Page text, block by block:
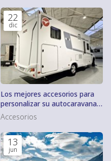
22
dic
Los mejores accesorios para
personalizar su autocaravana y
hacerla única
Accesorios
13
jun